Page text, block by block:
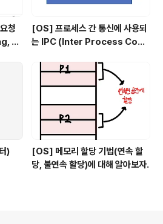
청
@
[OS] 프로세스 간 통신에 사용되
는 IPC (Inter Process Com
)
[OS] 메모리 할당 기법(연속 할
당, 불연속 할당)에 대해 알아보자.